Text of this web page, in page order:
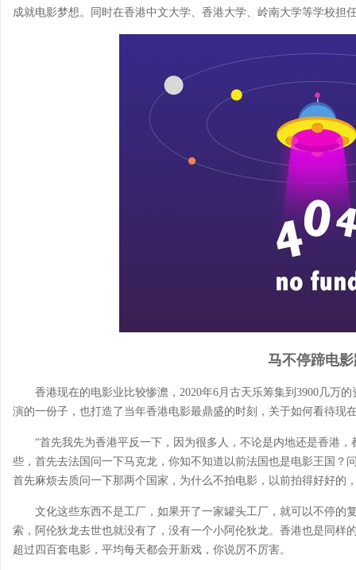
成就电影梦想。同时在香港中文大学、香港大学、岭南大学等学校担
马不停蹄电
香港现在的电影业比较惨澹，2020年6月古天乐筹集到3900几万
演的一份子，也打造了当年香港电影最鼎盛的时刻，关于如何看待现
“首先我先为香港平反一下，因为很多人，不论是内地还是香港
些，首先去法国问一下马克龙，你知不知道以前法国也是电影王国？
首先麻烦去质问一下那两个国家，为什么不拍电影，以前拍得好好的
文化这些东西不是工厂，如果开了一家罐头工厂，就可以不停的
索，阿伦狄龙去世也就没有了，没有一个小阿伦狄龙。香港也是同样
超过四百套电影，平均每天都会开新戏，你说厉不厉害。